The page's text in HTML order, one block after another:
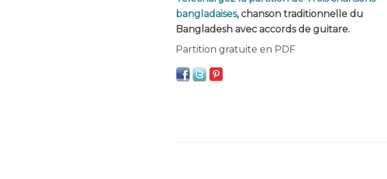
bangladaises, chanson traditionnelle du
Bangladesh avec accords de guitare.
Partition gratuite en PDF